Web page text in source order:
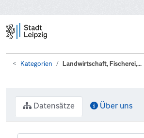
Kategorien Landwirtschaft, Fischerei,...
Datensätze Über uns